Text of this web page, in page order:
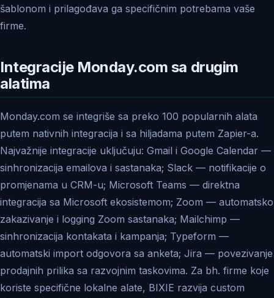
šablonom i prilagođava ga specifičnim potrebama vaše
firme.
Integracije Monday.com sa drugim
alatima
Monday.com se integriše sa preko 100 popularnih alata
putem nativnih integracija i sa hiljadama putem Zapier-a.
Najvažnije integracije uključuju: Gmail i Google Calendar —
sinhronizacija emailova i sastanaka; Slack — notifikacije o
promjenama u CRM-u; Microsoft Teams — direktna
integracija sa Microsoft ekosistemom; Zoom — automatsko
zakazivanje i logging Zoom sastanaka; Mailchimp —
sinhronizacija kontakata i kampanja; Typeform —
automatski import odgovora sa anketa; Jira — povezivanje
prodajnih prilika sa razvojnim taskovima. Za bh. firme koje
koriste specifične lokalne alate, BIXIE razvija custom